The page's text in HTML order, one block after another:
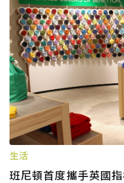
生活
班尼頓首度攜手英國